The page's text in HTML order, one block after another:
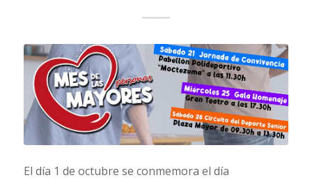
El día 1 de octubre se conmemora el día